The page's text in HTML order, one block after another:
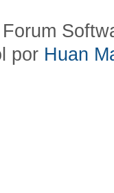
por Huan